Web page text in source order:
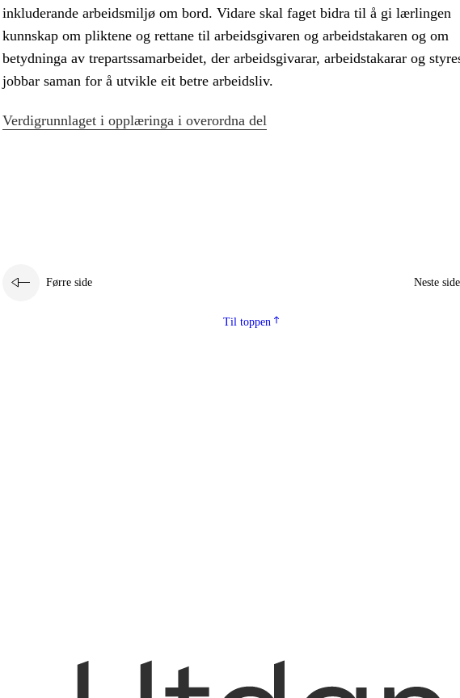
inkluderande arbeidsmiljø om bord. Vidare skal faget bidra til å gi lærlingen
kunnskap om pliktene og rettane til arbeidsgivaren og arbeidstakaren og om
betydninga av trepartssamarbeidet, der arbeidsgivarar, arbeidstakarar og
jobbar saman for å utvikle eit betre arbeidsliv.
Verdigrunnlaget i opplæringa i overordna del
Førre side Neste side
Til toppen